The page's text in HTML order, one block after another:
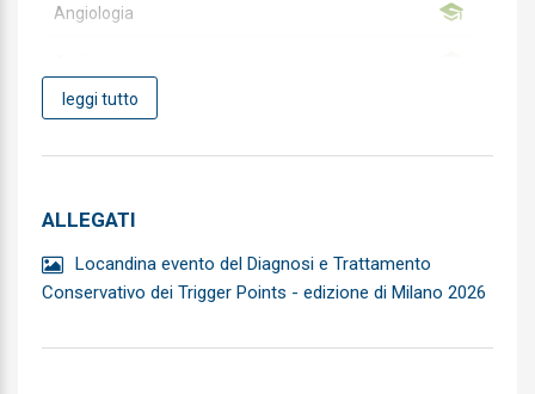
Angiologia
Biochimica clinica
Cardiochirurgia
Cardiologia
Chirurgia Generale
Chirurgia Maxillo-facciale
leggi tutto
ALLEGATI
Locandina evento del Diagnosi e Trattamento
Conservativo dei Trigger Points - edizione di Milano 2026